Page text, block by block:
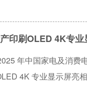
势。 群智咨询预计
主要得益于车载显示
印刷OLED 4K专业
年中国家电及消费
4K 专业显示屏亮相